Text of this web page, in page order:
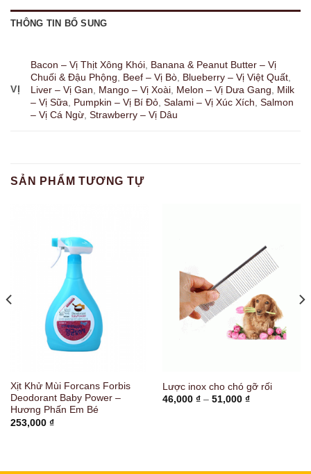
THÔNG TIN BỔ SUNG
VỊ
Bacon – Vị Thịt Xông Khói Banana & Peanut Butter – Vị
Chuối & Đậu Phộng
Beef – Vị Bò Blueberry – Vị Việt Quất
Liver – Vị Gan
Mango – Vị Xoài Melon – Vị Dưa Gang
Milk
– Vị Sữa
Pumpkin – Vị Bí Đỏ ,Salami – Vị Xúc Xích ,Salmon
– Vị Cá Ngừ ,Strawberry – Vị Dâu
SẢN PHẨM TƯƠNG TỰ
Xịt Khử Mùi Forcans Forbis
Deodorant Baby Power –
Hương Phấn Em Bé
253,000 ₫
Lược inox cho chó gỡ rối
46,000 ₫ – 51,000 ₫Khoảng